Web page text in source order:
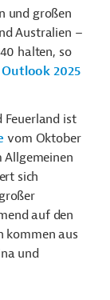
und großen
Australien –
halten, so
2025
Feuerland ist
vom Oktober
Allgemeinen
sich
auf den
kommen aus
und